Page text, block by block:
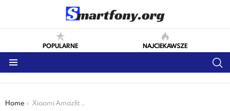
POPULARNE NAJCIEKAWSZE
You are here:
Home Xiaomi Amazfit Bip dostępny w Polsce